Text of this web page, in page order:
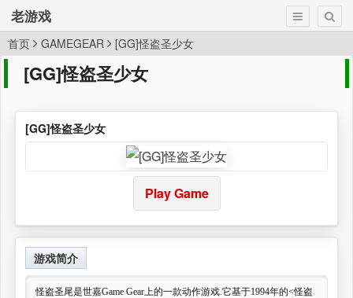
老游戏
首页 GAMEGEAR [GG]怪盗圣少女
[GG]怪盗圣少女
[GG]怪盗圣少女
Play Game
游戏简介
怪盗圣尾是世嘉Game Gear上的一款动作游戏.它基于1994年的<怪盗